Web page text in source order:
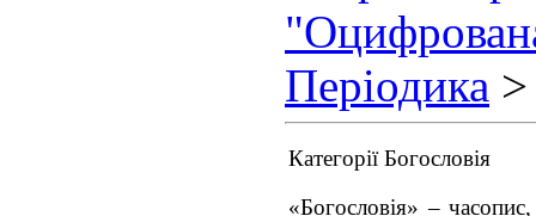
Періодика
Категорії Богословія
«Богословія» –